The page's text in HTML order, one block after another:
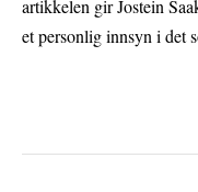
artikkelen gir Jostein
et personlig innsyn i det